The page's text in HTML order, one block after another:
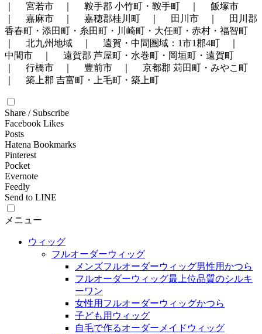
｜ 宮若市 ｜ 鞍手郡 小竹町・鞍手町 ｜ 飯塚市
｜ 嘉麻市 ｜ 嘉穂郡桂川町 ｜ 田川市 ｜ 田川郡
香春町・添田町・糸田町・川崎町・大任町・赤村・福智町
｜ 北九州地域 ｜ 遠賀・中間圏域：1市1郡4町 ｜
中間市 ｜ 遠賀郡 芦屋町・水巻町・岡垣町・遠賀町
｜ 行橋市 ｜ 豊前市 ｜ 京都郡 苅田町・みやこ町
｜ 築上郡 吉富町・上毛町・築上町
Share / Subscribe
Facebook Likes
Posts
Hatena Bookmarks
Pinterest
Pocket
Evernote
Feedly
Send to LINE
メニュー
ウィッグ
フルオーダーウィッグ
メンズフルオーダーウィッグ男性用かつら
フルオーダーウィッグ最上位品質のシルキ
ーワン
女性用フルオーダーウィッグかつら
子ども用ウィッグ
自毛で作るオーダーメイドウィッグ